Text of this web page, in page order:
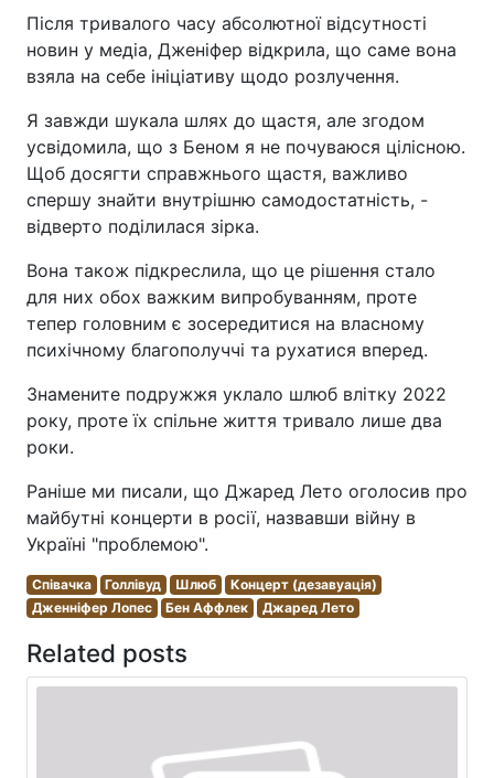
Після тривалого часу абсолютної відсутності
новин у медіа, Дженіфер відкрила, що саме вона
взяла на себе ініціативу щодо розлучення.
Я завжди шукала шлях до щастя, але згодом
усвідомила, що з Беном я не почуваюся цілісною.
Щоб досягти справжнього щастя, важливо
спершу знайти внутрішню самодостатність, -
відверто поділилася зірка.
Вона також підкреслила, що це рішення стало
для них обох важким випробуванням, проте
тепер головним є зосередитися на власному
психічному благополуччі та рухатися вперед.
Знамените подружжя уклало шлюб влітку 2022
року, проте їх спільне життя тривало лише два
роки.
Раніше ми писали, що Джаред Лето оголосив про
майбутні концерти в росії, назвавши війну в
Україні "проблемою".
Співачка Голлівуд Шлюб
Концерт (дезавуація)
Дженніфер Лопес
Бен Аффлек Джаред Лето
Related posts